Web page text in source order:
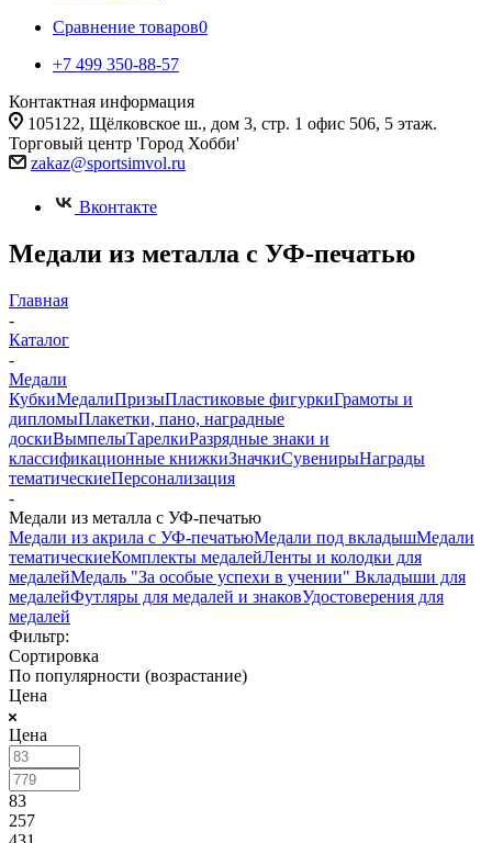
Сравнение товаров0
+7 499 350-88-57
Контактная информация
105122, Щёлковское ш., дом 3, стр. 1 офис 506, 5 этаж.
Торговый центр 'Город Хобби'
zakaz@sportsimvol.ru
Вконтакте
Медали из металла с УФ-печатью
Главная
-
Каталог
-
Медали
КубкиМедалиПризыПластиковые фигуркиГрамоты и
дипломыПлакетки, пано, наградные
доскиВымпелыТарелкиРазрядные знаки и
классификационные книжкиЗначкиСувенирыНаграды
тематическиеПерсонализация
-
Медали из металла с УФ-печатью
Медали из акрила с УФ-печатьюМедали под вкладышМедали
тематическиеКомплекты медалейЛенты и колодки для
медалейМедаль "За особые успехи в учении" Вкладыши для
медалейФутляры для медалей и знаковУдостоверения для
медалей
Фильтр:
Сортировка
По популярности (возрастание)
Цена
Цена
83
257